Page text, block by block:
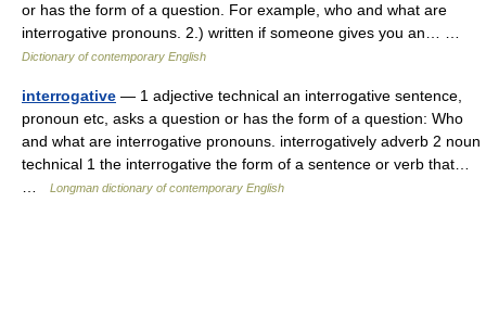
or has the form of a question. For example, who and what are
interrogative pronouns. 2.) written if someone gives you an… …
Dictionary of contemporary English
interrogative — 1 adjective technical an interrogative sentence,
pronoun etc, asks a question or has the form of a question: Who
and what are interrogative pronouns. interrogatively adverb 2 noun
technical 1 the interrogative the form of a sentence or verb that…
Longman dictionary of contemporary English